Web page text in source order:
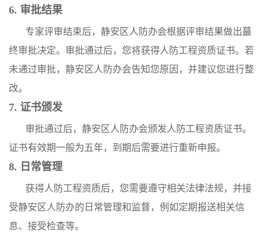
6. 审批结果
专家评审结束后，静安区人防办会根据评审结果做出蕞
终审批决定。审批通过后，您将获得人防工程资质证书。若
未通过审批，静安区人防办会告知您原因，并建议您进行整
改。
7. 证书颁发
审批通过后，静安区人防办会颁发人防工程资质证书。
证书有效期一般为五年，到期后需要进行重新申报。
8. 日常管理
获得人防工程资质后，您需要遵守相关法律法规，并接
受静安区人防办的日常管理和监督，例如定期报送相关信
息、接受检查等。